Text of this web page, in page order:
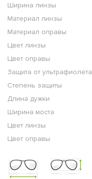
Ширина линзы
Материал линзы
Материал оправы
Цвет линзы
Цвет оправы
Защита от ультрафиолета
Степень защиты
Длина дужки
Ширина моста
Цвет линзы
Цвет оправы